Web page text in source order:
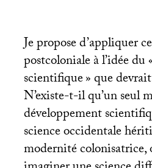
Je propose d’appliquer
postcoloniale à l’idée du
scientifique» que
N’existe-t-il qu’un seul
développement
science occidentale
modernité